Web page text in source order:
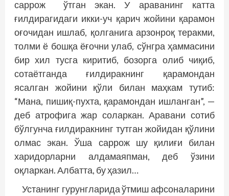
саррож ўтган экан. У араванинг катта
ғилдирагидаги икки-уч қарич жойини қарамон
оғочидан ишлаб, қолганига арзонроқ теракми,
толми ё бошқа ёғочни улаб, сўнгра ҳаммасини
бир хил тусга киритиб, бозорга олиб чиқиб,
сотаётганда ғилдиракнинг қарамондан
ясалган жойини қўли билан маҳкам тутиб:
“Мана, пишиқ-пухта, қарамондан ишланган”, —
деб атрофига жар соларкан. Аравани сотиб
бўлгунча ғилдиракнинг тутган жойидан қўлини
олмас экан. Ўша саррож шу қилиғи билан
харидорларни алдамаяпман, деб ўзини
оқларкан. Албатта, бу ҳазил…
Устанинг гурунгларида ўтмиш афсоналарини